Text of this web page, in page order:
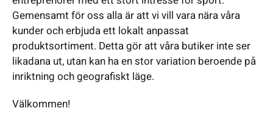
Gemensamt för oss alla är att vi vill vara nära våra
kunder och erbjuda ett lokalt anpassat
produktsortiment. Detta gör att våra butiker inte ser
likadana ut, utan kan ha en stor variation beroende på
inriktning och geografiskt läge.
Välkommen!